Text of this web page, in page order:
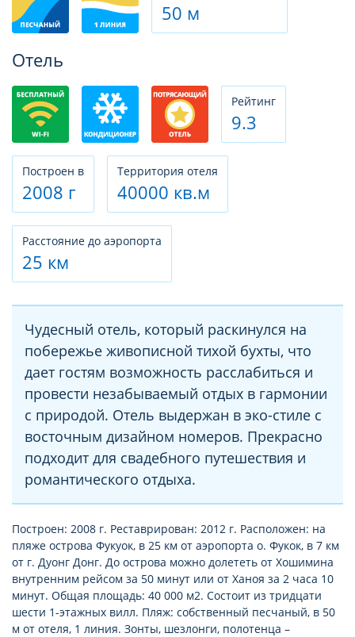
50 м
Отель
Рeйтинг
9.3
Построен в
2008 г
Территория отеля
40000 кв.м
Расстояние до аэропорта
25 км
Чудесный отель, который раскинулся на
побережье живописной тихой бухты, что
дает гостям возможность расслабиться и
провести незабываемый отдых в гармонии
с природой. Отель выдержан в эко-стиле с
восточным дизайном номеров. Прекрасно
подходит для свадебного путешествия и
романтического отдыха.
Построен: 2008 г. Реставрирован: 2012 г. Расположен: на
пляже острова Фукуок, в 25 км от аэропорта о. Фукок, в 7 км
от г. Дуонг Донг. До острова можно долететь от Хошимина
внутренним рейсом за 50 минут или от Ханоя за 2 часа 10
минут. Общая площадь: 40 000 м2. Состоит из тридцати
шести 1-этажных вилл. Пляж: собственный песчаный, в 50
м от отеля, 1 линия. Зонты, шезлонги, полотенца –